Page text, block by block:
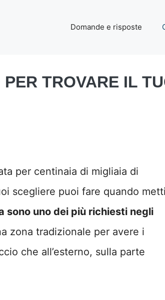
Domande e risposte
TROVARE IL
per centinaia di migliaia di
scegliere puoi fare quando metti
sono uno dei più richiesti negli
zona tradizionale per avere i
che all’esterno, sulla parte